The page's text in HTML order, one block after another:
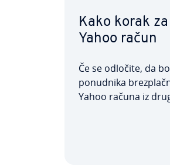
Kako korak
Yahoo račun
Če se odločite, da
ponudnika
Yahoo računa iz